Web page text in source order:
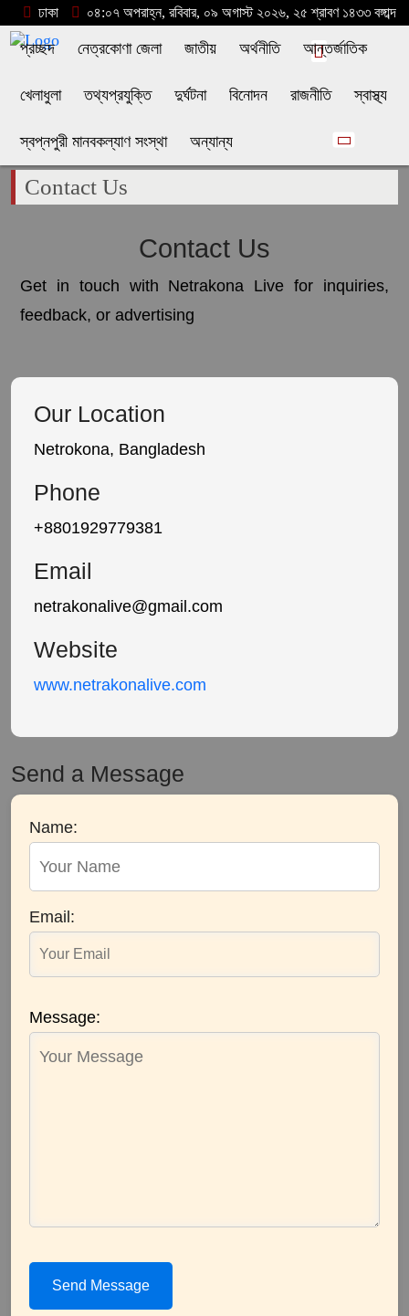
ঢাকা ০৪:০৭ অপরাহ্ন, রবিবার, ০৯ অগাস্ট ২০২৬, ২৫ শ্রাবণ ১৪৩৩ বঙ্গাব্দ
প্রচ্ছদ নেত্রকোণা জেলা জাতীয় অর্থনীতি আন্তর্জাতিক
খেলাধুলা তথ্যপ্রযুক্তি দুর্ঘটনা বিনোদন রাজনীতি স্বাস্থ্য
স্বপ্নপুরী মানবকল্যাণ সংস্থা অন্যান্য
Contact Us
Contact Us
Get in touch with Netrakona Live for inquiries,
feedback, or advertising
Our Location
Netrokona, Bangladesh
Phone
+8801929779381
Email
netrakonalive@gmail.com
Website
www.netrakonalive.com
Send a Message
Name:
Email:
Message:
Send Message